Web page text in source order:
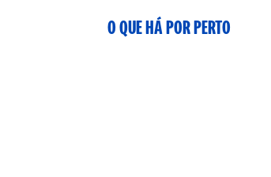
O QUE HÁ POR PERTO